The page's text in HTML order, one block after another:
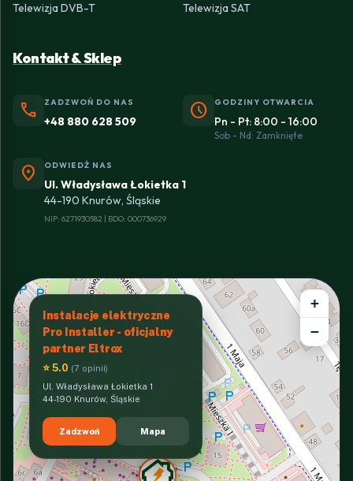
Telewizja DVB-T
Telewizja SAT
Kontakt & Sklep
phone ZADZWOŃ DO NAS
+48 880 628 509 schedule GODZINY OTWARCIA
Pn - Pt: 8:00 - 16:00
Sob - Nd: Zamknięte
location_on ODWIEDŹ NAS
Ul. Władysława Łokietka 1
44-190 Knurów, Śląskie
NIP: 6271930582 | BDO: 000736929
Instalacje elektryczne
Pro Installer - oficjalny
partner Eltrox
⭐ 5.0 (7 opinii)
Ul. Władysława Łokietka 1
44-190 Knurów, Śląskie
Zadzwoń Mapa
+
−